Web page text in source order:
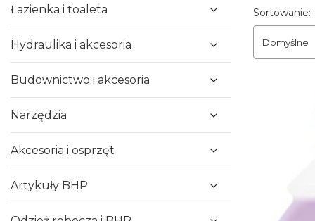
Łazienka i toaleta
Hydraulika i akcesoria
Budownictwo i akcesoria
Narzędzia
Akcesoria i osprzęt
Artykuły BHP
Lista
Sortowanie:
Domyślne